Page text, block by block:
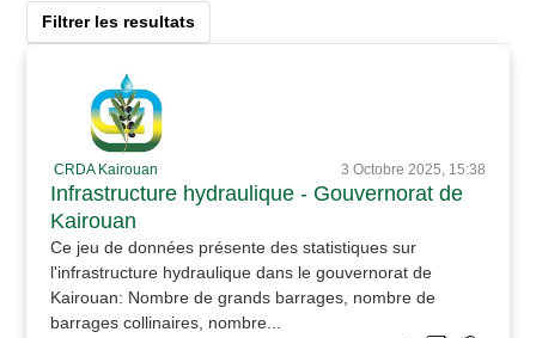
Filtrer les resultats
CRDA Kairouan 3 Octobre 2025, 15:38
Infrastructure hydraulique - Gouvernorat de
Kairouan
Ce jeu de données présente des statistiques sur
l'infrastructure hydraulique dans le gouvernorat de
Kairouan: Nombre de grands barrages, nombre de
barrages collinaires, nombre...